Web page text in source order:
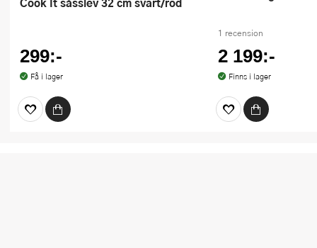
299:-
Få i lager
1 recension
2 199:-
Finns i lager